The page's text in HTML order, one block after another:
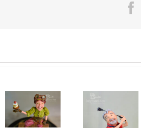
Sechzig